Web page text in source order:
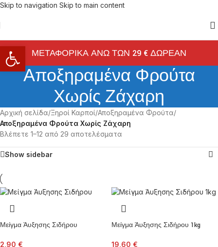
Skip to navigation Skip to main content
ΜΕΤΑΦΟΡΙΚΑ ΑΝΩ ΤΩΝ 29 € ΔΩΡΕΑΝ
Αποξηραμένα Φρούτα
Χωρίς Ζάχαρη
Αρχική σελίδα/Ξηροί Καρποί/Αποξηραμένα Φρούτα/
Αποξηραμένα Φρούτα Χωρίς Ζάχαρη
Βλέπετε 1–12 από 29 αποτελέσματα
Show sidebar
Μείγμα Άυξησης Σιδήρου
2,90 €
Μείγμα Άυξησης Σιδήρου 1kg
19,60 €
Ανοίξτε τη γραμμή εργαλείων